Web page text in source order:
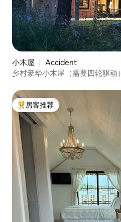
小木屋 ｜ Accident
乡村豪华小木屋（需要四轮驱动）
热门「房客推荐」
房客推荐